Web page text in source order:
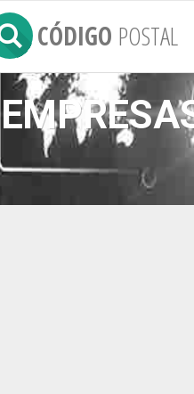
CÓDIGO POSTAL